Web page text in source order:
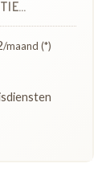
/maand (*)